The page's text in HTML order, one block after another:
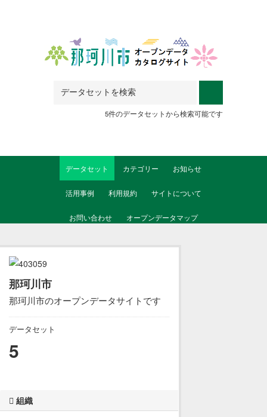
5件のデータセットから検索可能です
データセット カテゴリー お知らせ
活用事例 利用規約 サイトについて
お問い合わせ オープンデータマップ
那珂川市
那珂川市のオープンデータサイトです
データセット
5
組織